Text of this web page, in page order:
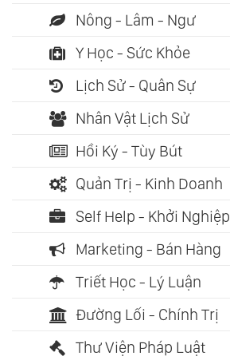
Nông - Lâm - Ngư
Y Học - Sức Khỏe
Lịch Sử - Quân Sự
Nhân Vật Lịch Sử
Hồi Ký - Tùy Bút
Quản Trị - Kinh Doanh
Self Help - Khởi Nghiệp
Marketing - Bán Hàng
Triết Học - Lý Luận
Đường Lối - Chính Trị
Thư Viện Pháp Luật